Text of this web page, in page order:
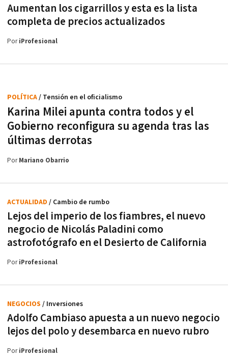
Aumentan los cigarrillos y esta es la lista
completa de precios actualizados
PoriProfesional
Karina Milei apunta contra todos y el
Gobierno reconfigura su agenda tras las
últimas derrotas
POLÍTICA/ Tensión en el oficialismo
PorMariano Obarrio
Lejos del imperio de los fiambres, el nuevo
negocio de Nicolás Paladini como
astrofotógrafo en el Desierto de California
ACTUALIDAD / Cambio de rumbo
PoriProfesional
Adolfo Cambiaso apuesta a un nuevo negocio
lejos del polo y desembarca en nuevo rubro
NEGOCIOS / Inversiones
PoriProfesional